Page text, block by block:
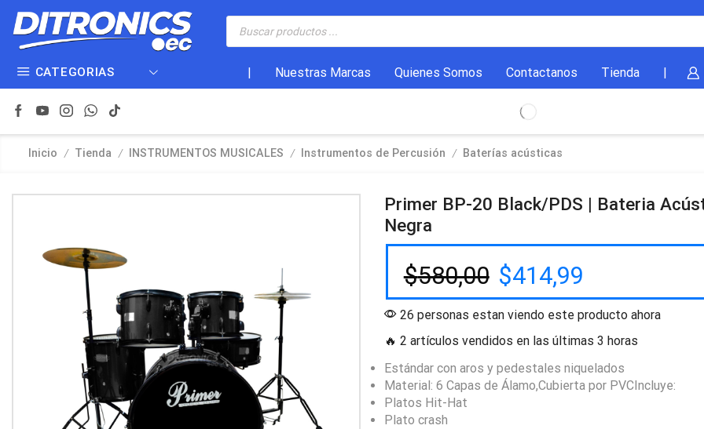
CATEGORIAS Nuestras Marcas Quienes Somos Contactanos Tienda
Inicio / Tienda / INSTRUMENTOS MUSICALES / Instrumentos de Percusión / Baterías acústicas
Primer BP-20 Black/PDS | Bateria
Negra
$580,00 $414,99
26 personas estan viendo este producto ahora
🔥 2 artículos vendidos en las últimas 3 horas
Estándar con aros y pedestales niquelados
Material: 6 Capas de Álamo,Cubierta por PVCIncluye:
Platos Hit-Hat
Plato crash